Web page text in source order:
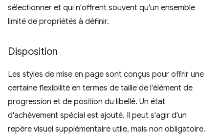
sélectionner et qui n'offrent souvent qu'un ensemble
limité de propriétés à définir.
Disposition
Les styles de mise en page sont conçus pour offrir une
certaine flexibilité en termes de taille de l'élément de
progression et de position du libellé. Un état
d'achèvement spécial est ajouté. Il peut s'agir d'un
repère visuel supplémentaire utile, mais non obligatoire.